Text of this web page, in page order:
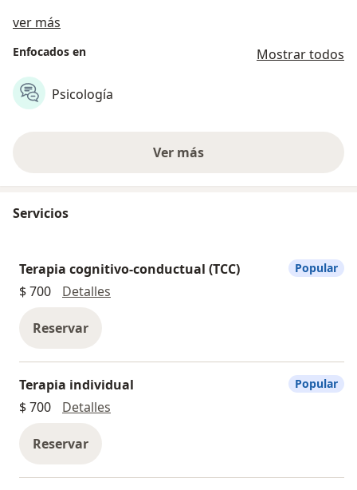
ver más
Enfocados en Mostrar todos
Psicología
Ver más
Servicios
Terapia cognitivo-conductual (TCC)
$ 700
Detalles
Reservar
Popular
Terapia individual
$ 700
Detalles
Reservar
Popular